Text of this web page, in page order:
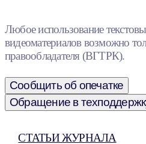
Любое использование
видеоматериалов возможно
правообладателя (ВГТРК).
Сообщить об опечатке
Обращение в
СТАТЬИ ЖУРНАЛА